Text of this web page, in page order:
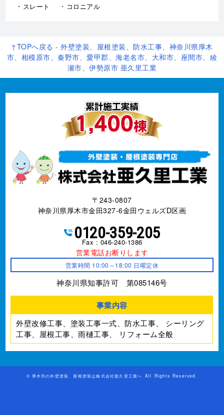
スレート
コロニアル
↑TOPへ戻る - 外壁塗装、屋根塗装、防水工事、神奈川県厚木
市、相模原市、秦野市、愛甲郡、海老名市、大和市、座間市、綾
瀬市、伊勢原市 亜久里工業
〒243-0807
神奈川県厚木市金田327-6金田ウェルズD区画
0120-359-205
Fax : 046-240-1386
営業電話お断りします
営業時間 10:00～18:00 日曜定休
神奈川県知事許可 第085146号
事業内容
外壁改修工事、塗装工事⼀式、防水工事、
シーリング
工事、屋根工事、雨樋工事、
リフォーム全般
© 厚木市の外壁塗装、屋根塗装は株式会社亜久里工業へ All Rights Reserved.